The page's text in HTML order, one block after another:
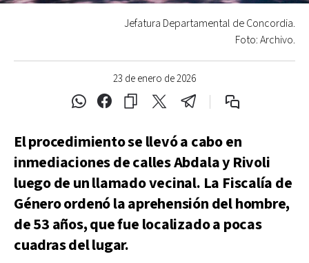
23 de enero de 2026
Jefatura Departamental de Concordia.
Foto: Archivo.
El procedimiento se llevó a cabo en
inmediaciones de calles Abdala y Rivoli
luego de un llamado vecinal. La Fiscalía de
Género ordenó la aprehensión del hombre,
de 53 años, que fue localizado a pocas
cuadras del lugar.